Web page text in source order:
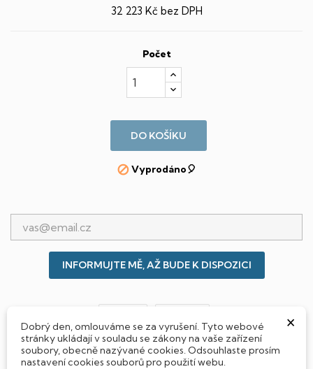
32 223 Kč bez DPH
Počet
DO KOŠÍKU
Vyprodáno🎈
INFORMUJTE MĚ, AŽ BUDE K DISPOZICI
×
Dobrý den, omlouváme se za vyrušení. Tyto webové
stránky ukládají v souladu se zákony na vaše zařízení
soubory, obecně nazývané cookies. Odsouhlaste prosím
nastavení cookies souborů pro použití webu.